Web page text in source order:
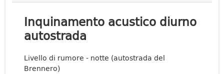
Inquinamento acustico diurno
autostrada
Livello di rumore - notte (autostrada del
Brennero)